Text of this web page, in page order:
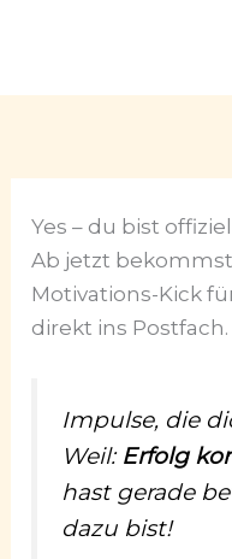
Yes – du bist
Ab jetzt
Motivations-Kick
direkt ins Postfach.
Impulse, die
Weil: Erfolg
hast gerade
dazu bist!